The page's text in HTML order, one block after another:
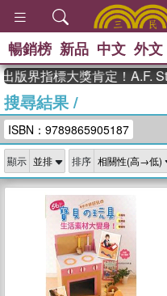
暢銷榜 新品 中文 外文
版界指標大獎肯定！A.F.
搜尋結果/
ISBN：9789865905187
顯示 排序